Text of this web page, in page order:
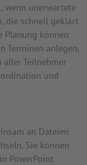
wenn unerwartete
die schnell geklärt
Planung können
Terminen anlegen,
Teilnehmer
und
an Dateien
Sie können
PowerPoint